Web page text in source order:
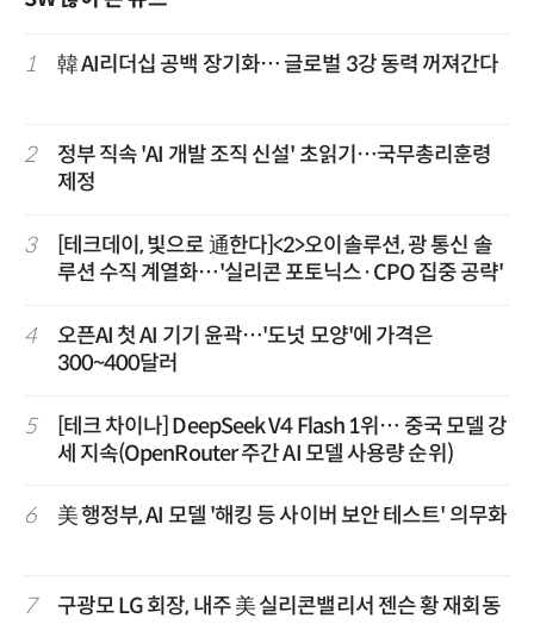
1 韓 AI리더십 공백 장기화… 글로벌 3강 동력 꺼져간다
2
정부 직속 'AI 개발 조직 신설' 초읽기…국무총리훈령
제정
3
[테크데이, 빛으로 通한다]<2>오이솔루션, 광 통신 솔
루션 수직 계열화…'실리콘 포토닉스·CPO 집중 공략'
4
오픈AI 첫 AI 기기 윤곽…'도넛 모양'에 가격은
300~400달러
5
[테크 차이나] DeepSeek V4 Flash 1위… 중국 모델 강
세 지속(OpenRouter 주간 AI 모델 사용량 순위)
6 美 행정부, AI 모델 '해킹 등 사이버 보안 테스트' 의무화
7 구광모 LG 회장, 내주 美 실리콘밸리서 젠슨 황 재회동